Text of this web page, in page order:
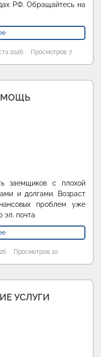
РФ. Обращайтесь на
2026 Просмотров: 7
заемщиков с плохой
и долгами. Возраст
проблем уже
эл. почта
Просмотров: 10
УСЛУГИ